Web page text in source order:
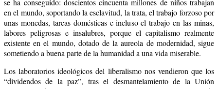
se ha conseguido: doscientos cincuenta millones de niños trabajan
en el mundo, soportando la esclavitud, la trata, el trabajo forzoso por
unas monedas, tareas domésticas e incluso el trabajo en las minas,
labores peligrosas e insalubres, porque el capitalismo realmente
existente en el mundo, dotado de la aureola de modernidad, sigue
sometiendo a buena parte de la humanidad a una vida miserable.
Los laboratorios ideológicos del liberalismo nos vendieron que los
“dividendos de la paz”, tras el desmantelamiento de la Unión